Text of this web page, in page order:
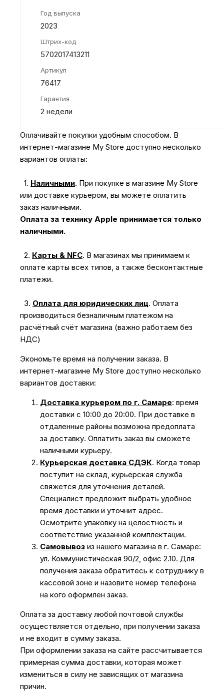
Год выпуска
2023
Штрих-код
5702017413211
Артикул
76417
Гарантия
2 недели
Оплачивайте покупки удобным способом. В
интернет-магазине My Store доступно несколько
вариантов оплаты:
1. Наличными. При покупке в магазине My Store
или доставке курьером, вы можете оплатить
заказ наличными.
Оплата за технику Apple принимается только
наличными.
2. Карты & NFC. В магазинах мы принимаем к
оплате карты всех типов, а также бесконтактные
платежи.
3. Оплата для юридических лиц. Оплата
производиться безналичным платежом на
расчётный счёт магазина (важно работаем без
НДС)
Экономьте время на получении заказа. В
интернет-магазине My Store доступно несколько
вариантов доставки:
Доставка курьером по г. Самаре: время
доставки с 10:00 до 20:00. При доставке в
отдаленные районы возможна предоплата
за доставку. Оплатить заказ вы сможете
наличными курьеру.
Курьерская доставка СДЭК. Когда товар
поступит на склад, курьерская служба
свяжется для уточнения деталей.
Специалист предложит выбрать удобное
время доставки и уточнит адрес.
Осмотрите упаковку на целостность и
соответствие указанной комплектации.
Самовывоз из нашего магазина в г. Самаре:
ул. Коммунистическая 90/2, офис 2.10. Для
получения заказа обратитесь к сотруднику в
кассовой зоне и назовите номер телефона
на кого оформлен заказ.
Оплата за доставку любой почтовой службы
осуществляется отдельно, при получении заказа
и не входит в сумму заказа.
При оформлении заказа на сайте рассчитывается
примерная сумма доставки, которая может
измениться в силу не зависящих от магазина
причин.